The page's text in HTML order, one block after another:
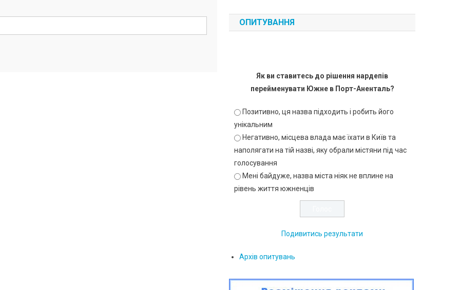
ОПИТУВАННЯ
Як ви ставитесь до рішення нардепів
перейменувати Южне в Порт-Аненталь?
Позитивно, ця назва підходить і робить його
унікальним
Негативно, місцева влада має їхати в Київ та
наполягати на тій назві, яку обрали містяни під час
голосування
Мені байдуже, назва міста ніяк не вплине на
рівень життя южненців
Подивитись результати
Архів опитувань